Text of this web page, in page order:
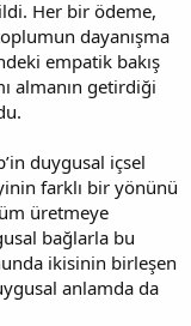
Her bir ödeme,
dayanışma
empatik bakış
almanın getirdiği
duygusal içsel
farklı bir yönünü
üretmeye
bağlarla bu
ikisinin birleşen
anlamda da